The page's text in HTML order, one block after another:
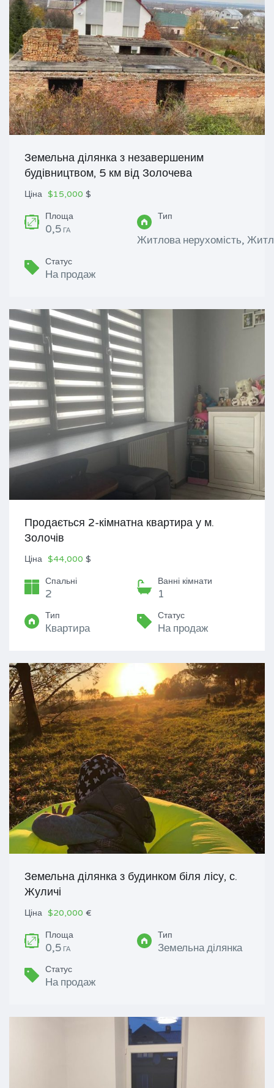
Земельна ділянка з незавершеним
будівництвом, 5 км від Золочева
Ціна $15,000 $
Площа
0,5 ГА
Тип
Житлова нерухомість,
Статус
На продаж
Продається 2-кімнатна квартира у м.
Золочів
Ціна $44,000 $
Спальні
2
Ванні кімнати
1
Тип
Квартира
Статус
На продаж
Земельна ділянка з будинком біля лісу, с.
Жуличі
Ціна $20,000 €
Площа
0,5 ГА
Тип
Земельна ділянка
Статус
На продаж